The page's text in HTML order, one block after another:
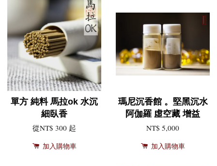
單方 純料 馬拉ok 水沉
細臥香
從NT$ 300 起
加入購物車
瑪尼沉香館 。堅黑沉水
阿伽羅 虛空藏 增益
NT$ 5,000
加入購物車